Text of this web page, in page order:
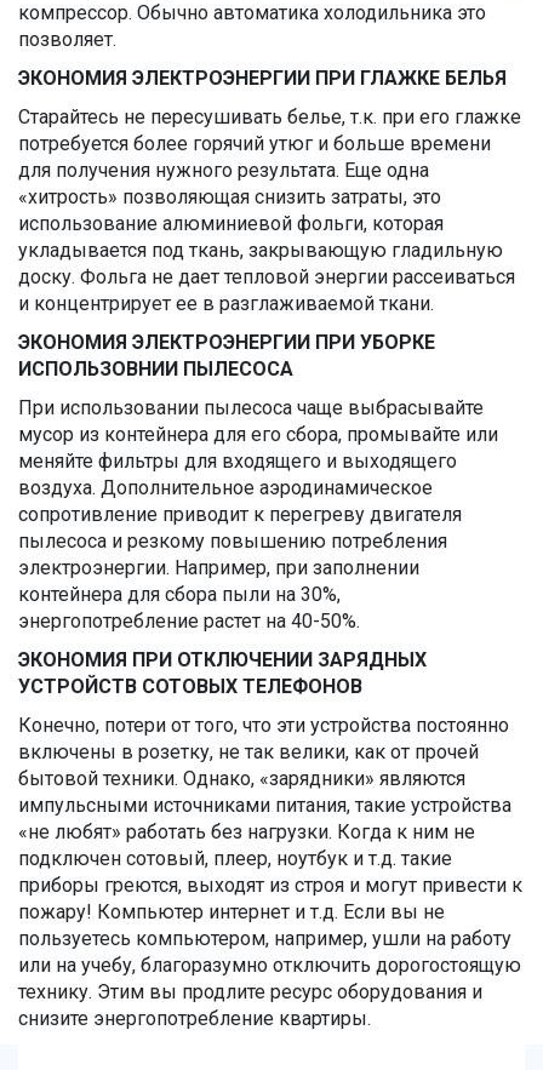
компрессор. Обычно автоматика холодильника это
позволяет.
ЭКОНОМИЯ ЭЛЕКТРОЭНЕРГИИ ПРИ ГЛАЖКЕ БЕЛЬЯ
Старайтесь не пересушивать белье, т.к. при его глажке
потребуется более горячий утюг и больше времени
для получения нужного результата. Еще одна
«хитрость» позволяющая снизить затраты, это
использование алюминиевой фольги, которая
укладывается под ткань, закрывающую гладильную
доску. Фольга не дает тепловой энергии рассеиваться
и концентрирует ее в разглаживаемой ткани.
ЭКОНОМИЯ ЭЛЕКТРОЭНЕРГИИ ПРИ УБОРКЕ
ИСПОЛЬЗОВНИИ ПЫЛЕСОСА
При использовании пылесоса чаще выбрасывайте
мусор из контейнера для его сбора, промывайте или
меняйте фильтры для входящего и выходящего
воздуха. Дополнительное аэродинамическое
сопротивление приводит к перегреву двигателя
пылесоса и резкому повышению потребления
электроэнергии. Например, при заполнении
контейнера для сбора пыли на 30%,
энергопотребление растет на 40-50%.
ЭКОНОМИЯ ПРИ ОТКЛЮЧЕНИИ ЗАРЯДНЫХ
УСТРОЙСТВ СОТОВЫХ ТЕЛЕФОНОВ
Конечно, потери от того, что эти устройства постоянно
включены в розетку, не так велики, как от прочей
бытовой техники. Однако, «зарядники» являются
импульсными источниками питания, такие устройства
«не любят» работать без нагрузки. Когда к ним не
подключен сотовый, плеер, ноутбук и т.д. такие
приборы греются, выходят из строя и могут привести к
пожару! Компьютер интернет и т.д. Если вы не
пользуетесь компьютером, например, ушли на работу
или на учебу, благоразумно отключить дорогостоящую
технику. Этим вы продлите ресурс оборудования и
снизите энергопотребление квартиры.